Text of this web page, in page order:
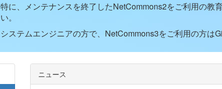
特に、メンテナンスを終了したNetCommons2をご利用の教
い。
システムエンジニアの方で、NetCommons3をご利用の方は
ニュース